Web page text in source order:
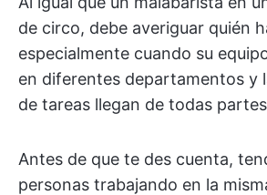
de circo, debe averiguar quién
especialmente cuando su
en diferentes departamentos y
de tareas llegan de todas
Antes de que te des cuenta,
personas trabajando en la